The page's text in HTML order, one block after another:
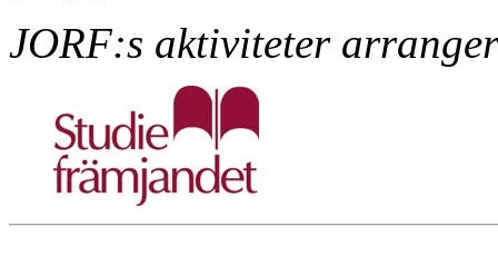
JORF:s aktiviteter